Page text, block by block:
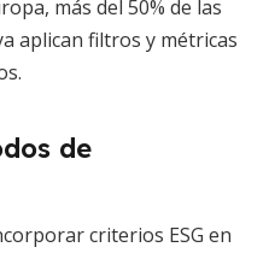
más del 50% de las
aplican filtros y métricas
de
criterios ESG en